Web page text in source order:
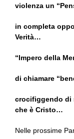
violenza un
in completa
Verità…
“Impero della
di chiamare
crocifiggendo di
che è Cristo…
Nelle prossime